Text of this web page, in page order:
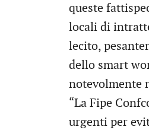
queste
locali di
lecito,
dello smart
notevolmente
“La Fipe
urgenti per